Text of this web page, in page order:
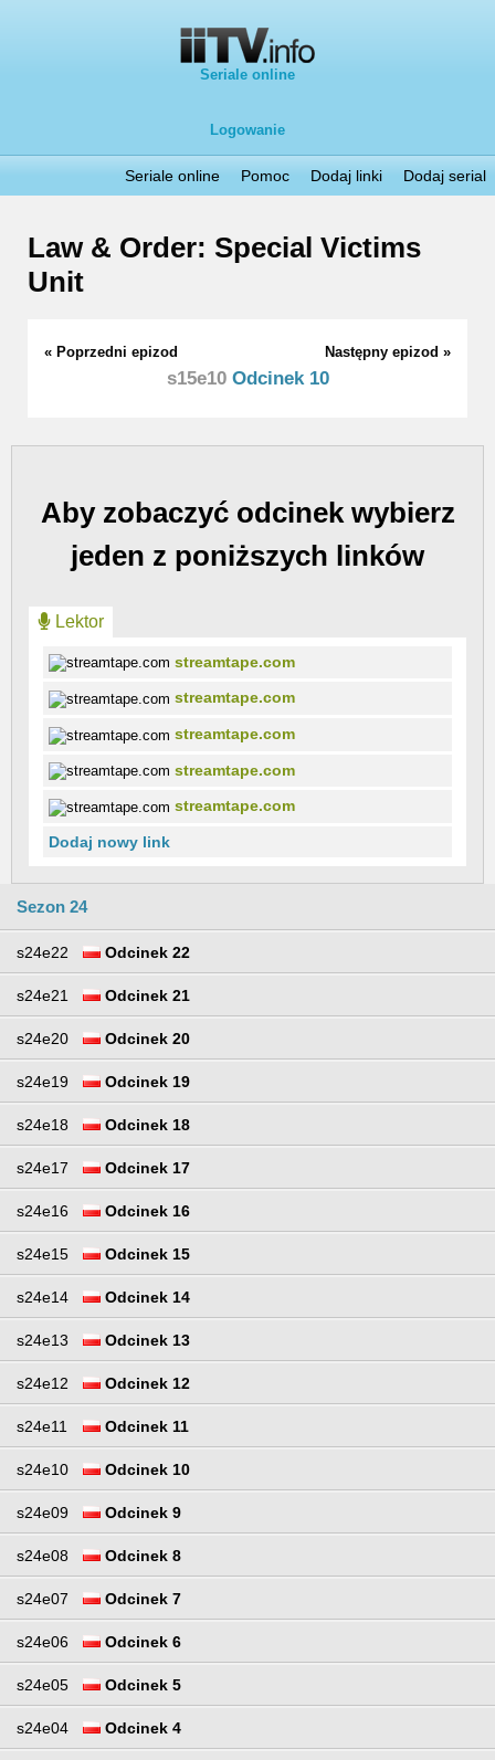
Seriale online
Logowanie
Seriale online Pomoc Dodaj linki Dodaj serial
Law & Order: Special Victims
Unit
« Poprzedni epizod Następny epizod »
s15e10Odcinek 10
Aby zobaczyć odcinek wybierz
jeden z poniższych linków
Lektor
streamtape.com
streamtape.com
streamtape.com
streamtape.com
streamtape.com
Dodaj nowy link
Sezon 24
s24e22 Odcinek 22
s24e21 Odcinek 21
s24e20 Odcinek 20
s24e19 Odcinek 19
s24e18 Odcinek 18
s24e17 Odcinek 17
s24e16 Odcinek 16
s24e15 Odcinek 15
s24e14 Odcinek 14
s24e13 Odcinek 13
s24e12 Odcinek 12
s24e11 Odcinek 11
s24e10 Odcinek 10
s24e09 Odcinek 9
s24e08 Odcinek 8
s24e07 Odcinek 7
s24e06 Odcinek 6
s24e05 Odcinek 5
s24e04 Odcinek 4